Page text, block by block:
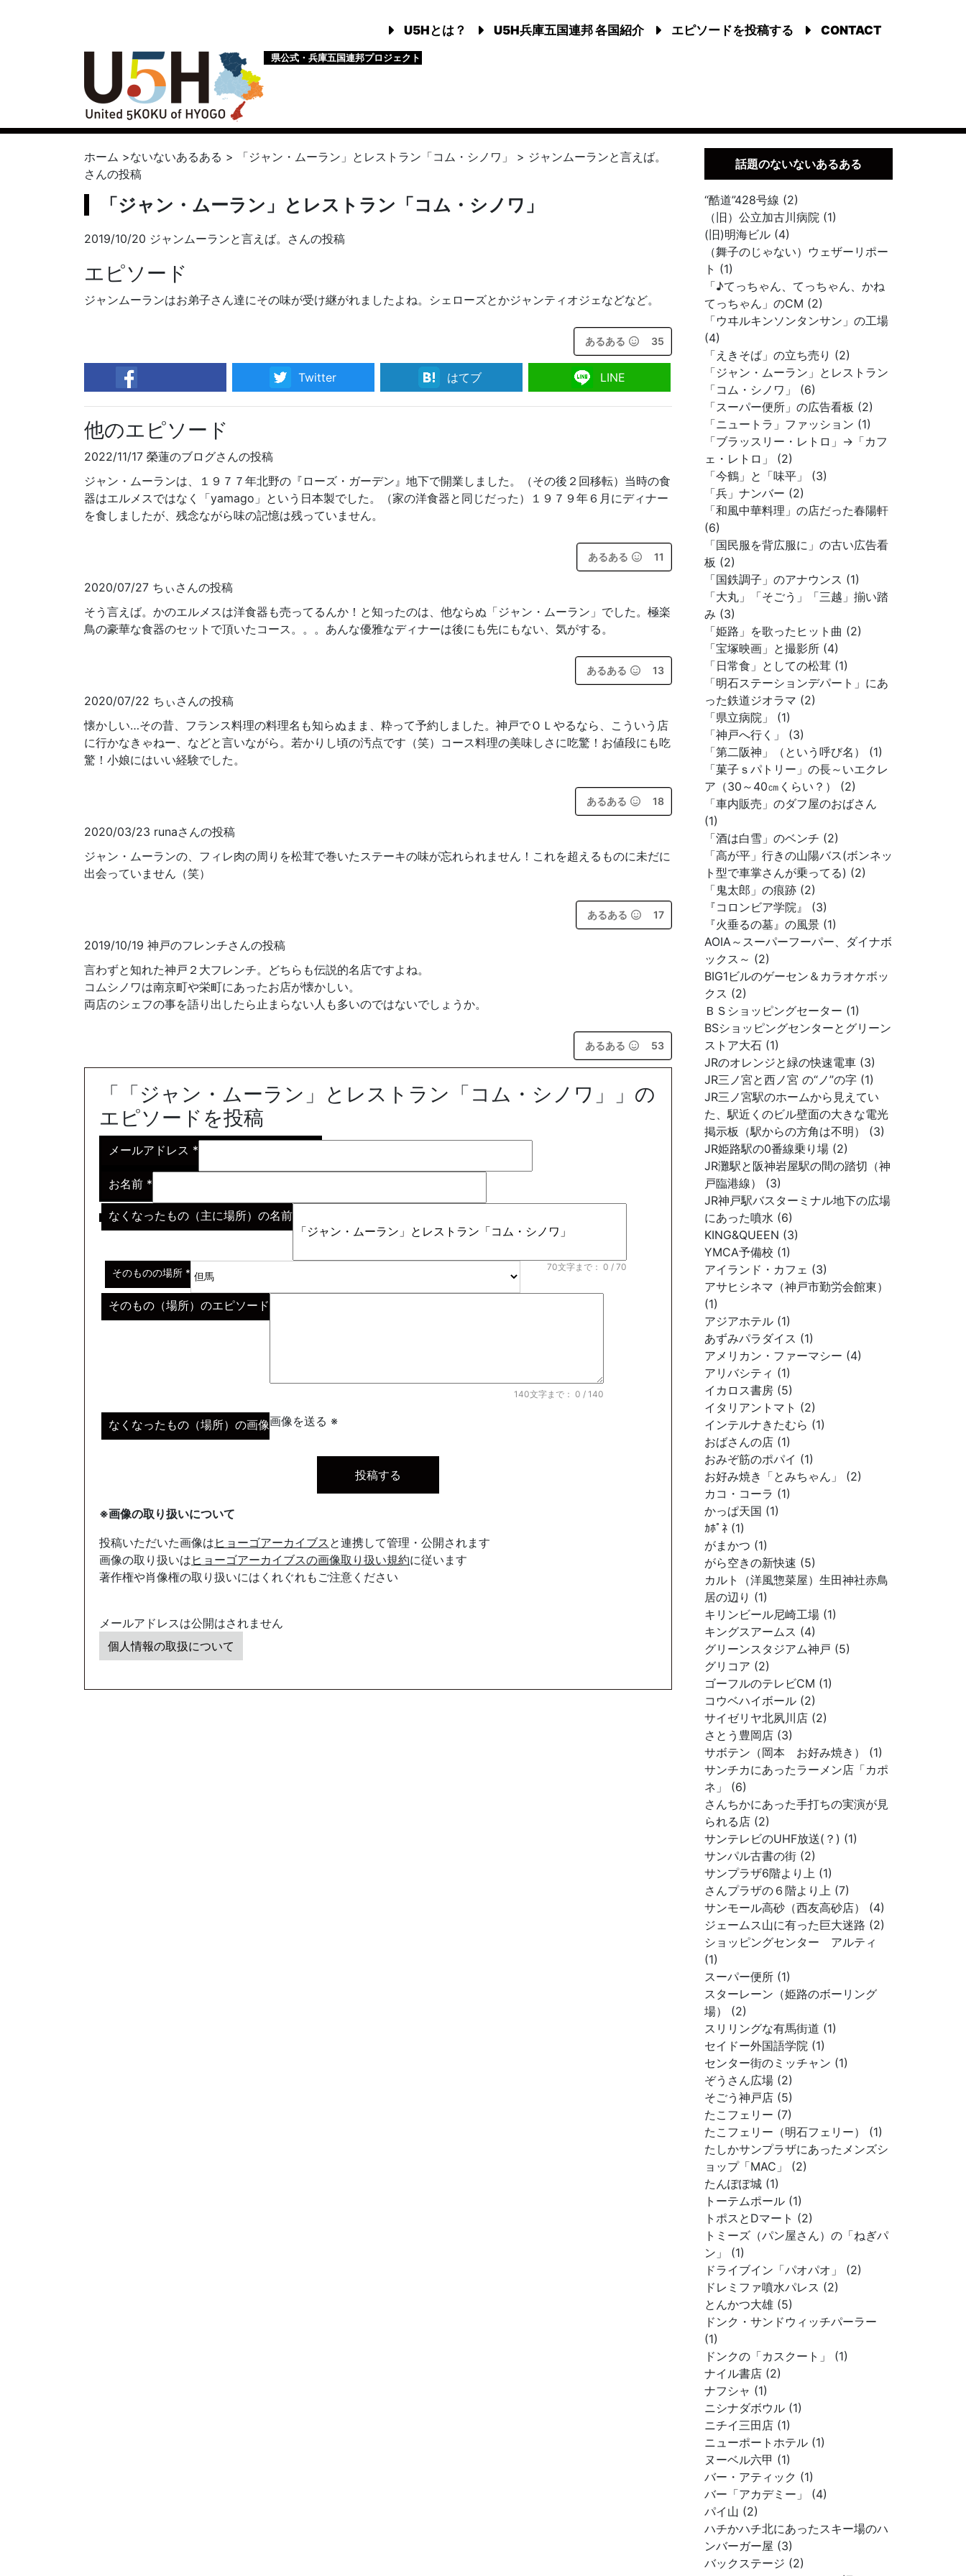
U5Hとは？ U5H兵庫五国連邦 各国紹介 エピソードを投稿する CONTACT
県公式・兵庫五国連邦プロジェクト
ホーム >ないないあるある > 「ジャン・ムーラン」とレストラン「コム・シノワ」 > ジャンムーランと言えば。
さんの投稿
「ジャン・ムーラン」とレストラン「コム・シノワ」
2019/10/20 ジャンムーランと言えば。さんの投稿
エピソード
ジャンムーランはお弟子さん達にその味が受け継がれましたよね。シェローズとかジャンティオジェなどなど。
あるある 35
facebook
Twitter はてブ LINE
他のエピソード
2022/11/17 榮蓮のブログさんの投稿
ジャン・ムーランは、１９７７年北野の『ローズ・ガーデン』地下で開業しました。（その後２回移転）当時の食
器はエルメスではなく「yamago」という日本製でした。（家の洋食器と同じだった）１９７９年６月にディナー
を食しましたが、残念ながら味の記憶は残っていません。
あるある 11
2020/07/27 ちぃさんの投稿
そう言えば。かのエルメスは洋食器も売ってるんか！と知ったのは、他ならぬ「ジャン・ムーラン」でした。極楽
鳥の豪華な食器のセットで頂いたコース。。。あんな優雅なディナーは後にも先にもない、気がする。
あるある 13
2020/07/22 ちぃさんの投稿
懐かしい…その昔、フランス料理の料理名も知らぬまま、粋って予約しました。神戸でＯＬやるなら、こういう店
に行かなきゃねー、などと言いながら。若かりし頃の汚点です（笑）コース料理の美味しさに吃驚！お値段にも吃
驚！小娘にはいい経験でした。
あるある 18
2020/03/23 runaさんの投稿
ジャン・ムーランの、フィレ肉の周りを松茸で巻いたステーキの味が忘れられません！これを超えるものに未だに
出会っていません（笑）
あるある 17
2019/10/19 神戸のフレンチさんの投稿
言わずと知れた神戸２大フレンチ。どちらも伝説的名店ですよね。
コムシノワは南京町や栄町にあったお店が懐かしい。
両店のシェフの事を語り出したら止まらない人も多いのではないでしょうか。
あるある 53
「「ジャン・ムーラン」とレストラン「コム・シノワ」」の
エピソードを投稿
メールアドレス *
お名前 *
なくなったもの（主に場所）の名前
70文字まで：0 / 70
そのものの場所 *
そのもの（場所）のエピソード
140文字まで：0 / 140
なくなったもの（場所）の画像画像を送る ※
※画像の取り扱いについて
投稿いただいた画像は ヒョーゴアーカイブス と連携して管理・公開されます
画像の取り扱いは ヒョーゴアーカイブスの画像取り扱い規約に従います
著作権や肖像権の取り扱いにはくれぐれもご注意ください
メールアドレスは公開はされません
個人情報の取扱について
話題のないないあるある
“酷道”428号線 (2)
（旧）公立加古川病院 (1)
(旧)明海ビル (4)
（舞子のじゃない）ウェザーリポー
ト (1)
「♪てっちゃん、てっちゃん、かね
てっちゃん」のCM (2)
「ウヰルキンソンタンサン」の工場
(4)
「えきそば」の立ち売り (2)
「ジャン・ムーラン」とレストラン
「コム・シノワ」 (6)
「スーパー便所」の広告看板 (2)
「ニュートラ」ファッション (1)
「ブラッスリー・レトロ」→「カフ
ェ・レトロ」 (2)
「今鶴」と「味平」 (3)
「兵」ナンバー (2)
「和風中華料理」の店だった春陽軒
(6)
「国民服を背広服に」の古い広告看
板 (2)
「国鉄調子」のアナウンス (1)
「大丸」「そごう」「三越」揃い踏
み (3)
「姫路」を歌ったヒット曲 (2)
「宝塚映画」と撮影所 (4)
「日常食」としての松茸 (1)
「明石ステーションデパート」にあ
った鉄道ジオラマ (2)
「県立病院」 (1)
「神戸へ行く」 (3)
「第二阪神」（という呼び名） (1)
「菓子ｓパトリー」の長～いエクレ
ア（30～40㎝くらい？） (2)
「車内販売」のダフ屋のおばさん
(1)
「酒は白雪」のベンチ (2)
「高が平」行きの山陽バス(ボンネッ
ト型で車掌さんが乗ってる) (2)
「鬼太郎」の痕跡 (2)
『コロンビア学院』 (3)
『火垂るの墓』の風景 (1)
AOIA～スーパーフーパー、ダイナボ
ックス～ (2)
BIG1ビルのゲーセン＆カラオケボッ
クス (2)
ＢＳショッピングセーター (1)
BSショッピングセンターとグリーン
ストア大石 (1)
JRのオレンジと緑の快速電車 (3)
JR三ノ宮と西ノ宮 の“ノ”の字 (1)
JR三ノ宮駅のホームから見えてい
た、駅近くのビル壁面の大きな電光
掲示板（駅からの方角は不明） (3)
JR姫路駅の0番線乗り場 (2)
JR灘駅と阪神岩屋駅の間の踏切（神
戸臨港線） (3)
JR神戸駅バスターミナル地下の広場
にあった噴水 (6)
KING&QUEEN (3)
YMCA予備校 (1)
アイランド・カフェ (3)
アサヒシネマ（神戸市勤労会館東）
(1)
アジアホテル (1)
あずみパラダイス (1)
アメリカン・ファーマシー (4)
アリバシティ (1)
イカロス書房 (5)
イタリアントマト (2)
インテルナきたむら (1)
おばさんの店 (1)
おみぞ筋のポパイ (1)
お好み焼き「とみちゃん」 (2)
カコ・コーラ (1)
かっぱ天国 (1)
ｶﾎﾟﾈ (1)
がまかつ (1)
がら空きの新快速 (5)
カルト（洋風惣菜屋）生田神社赤鳥
居の辺り (1)
キリンビール尼崎工場 (1)
キングスアームス (4)
グリーンスタジアム神戸 (5)
グリコア (2)
ゴーフルのテレビCM (1)
コウベハイボール (2)
サイゼリヤ北夙川店 (2)
さとう豊岡店 (3)
サボテン（岡本 お好み焼き） (1)
サンチカにあったラーメン店「カポ
ネ」 (6)
さんちかにあった手打ちの実演が見
られる店 (2)
サンテレビのUHF放送(？) (1)
サンパル古書の街 (2)
サンプラザ6階より上 (1)
さんプラザの６階より上 (7)
サンモール高砂（西友高砂店） (4)
ジェームス山に有った巨大迷路 (2)
ショッピングセンター アルティ
(1)
スーパー便所 (1)
スターレーン（姫路のボーリング
場） (2)
スリリングな有馬街道 (1)
セイドー外国語学院 (1)
センター街のミッチャン (1)
ぞうさん広場 (2)
そごう神戸店 (5)
たこフェリー (7)
たこフェリー（明石フェリー） (1)
たしかサンプラザにあったメンズシ
ョップ「MAC」 (2)
たんぽぽ城 (1)
トーテムポール (1)
トポスとDマート (2)
トミーズ（パン屋さん）の「ねぎパ
ン」 (1)
ドライブイン「パオパオ」 (2)
ドレミファ噴水パレス (2)
とんかつ大雄 (5)
ドンク・サンドウィッチパーラー
(1)
ドンクの「カスクート」 (1)
ナイル書店 (2)
ナフシャ (1)
ニシナダボウル (1)
ニチイ三田店 (1)
ニューポートホテル (1)
ヌーベル六甲 (1)
バー・アティック (1)
バー「アカデミー」 (4)
パイ山 (2)
ハチかハチ北にあったスキー場のハ
ンバーガー屋 (3)
バックステージ (2)